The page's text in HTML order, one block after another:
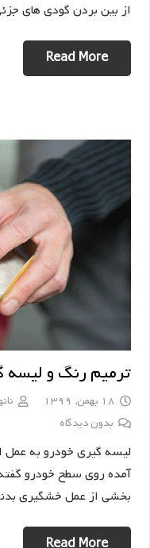
از بین بردن گودی های
Read More
ترمیم رنگ و لیسه
18 بهمن, 1399
بدون دیدگاه
لیسه گیری خودرو به
آمده روی سطح خودرو
بخشی از عمل خشگیری
Read More